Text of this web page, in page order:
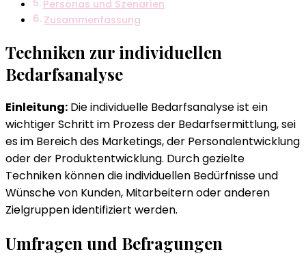
Personas und Szenarien
Zusammenfassung
Techniken zur individuellen
Bedarfsanalyse
Einleitung: Die individuelle Bedarfsanalyse ist ein
wichtiger Schritt im Prozess der Bedarfsermittlung, sei
es im Bereich des Marketings, der Personalentwicklung
oder der Produktentwicklung. Durch gezielte
Techniken können die individuellen Bedürfnisse und
Wünsche von Kunden, Mitarbeitern oder anderen
Zielgruppen identifiziert werden.
Umfragen und Befragungen